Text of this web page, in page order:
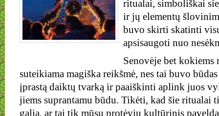
ritualai, simboliškai
ir jų elementų
buvo skirti skatinti
apsisaugoti nuo
Senovėje bet kokiems
suteikiama magiška reikšmė, nes tai buvo
įprastą daiktų tvarką ir paaiškinti aplink juos
jiems suprantamu būdu. Tikėti, kad šie ritualai
galią, ar tai tik mūsų protėvių kultūrinis